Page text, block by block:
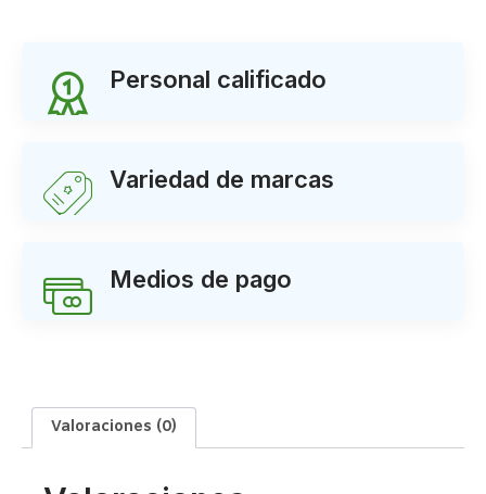
Personal calificado
Variedad de marcas
Medios de pago
Valoraciones (0)